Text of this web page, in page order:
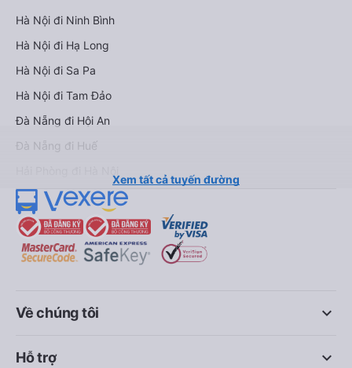
Hà Nội đi Ninh Bình
Hà Nội đi Hạ Long
Hà Nội đi Sa Pa
Hà Nội đi Tam Đảo
Đà Nẵng đi Hội An
Đà Nẵng đi Huế
Xem tất cả tuyến đường
keyboard_arrow_down
Về chúng tôi
keyboard_arrow_down
Hỗ trợ